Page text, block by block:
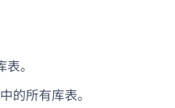
。
的所有库表。